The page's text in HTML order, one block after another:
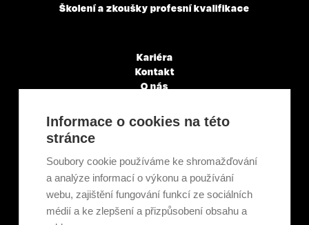
Školení a zkoušky profesní kvalifikace
Kariéra
Kontakt
O nás
Články a novinky
GDPR & Cookies
Ekologická recyklace
Projekty EU
Intranet - Přihlášení
Přihlášení
Informace o cookies na této
stránce
Soubory cookie používáme ke shromažďování
a analýze informací o výkonu a používání
webu, zajištění fungování funkcí ze sociálních
médií a ke zlepšení a přizpůsobení obsahu a